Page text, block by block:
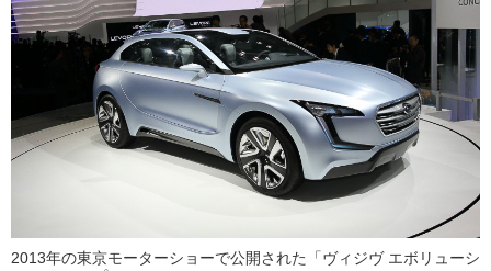
2013年の東京モーターショーで公開された「ヴィジヴ エボリューシ